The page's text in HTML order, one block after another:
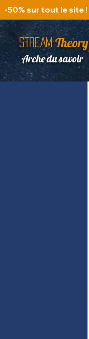
-50% sur tout le site
STREAM Theory
Arche du savoir